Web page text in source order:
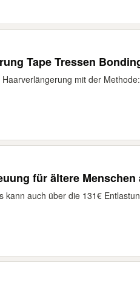
Tape Tressen
mit der
für ältere Menschen
kann auch über die 131€